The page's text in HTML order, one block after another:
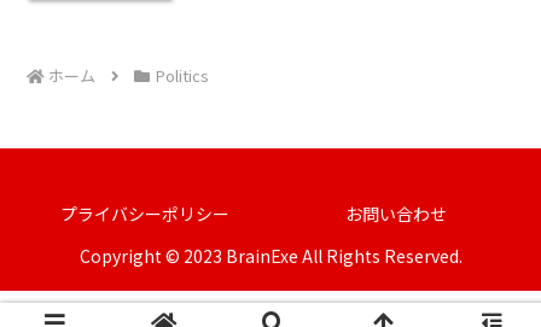
ホーム Politics
プライバシーポリシー
お問い合わせ
Copyright © 2023 BrainExe All Rights Reserved.